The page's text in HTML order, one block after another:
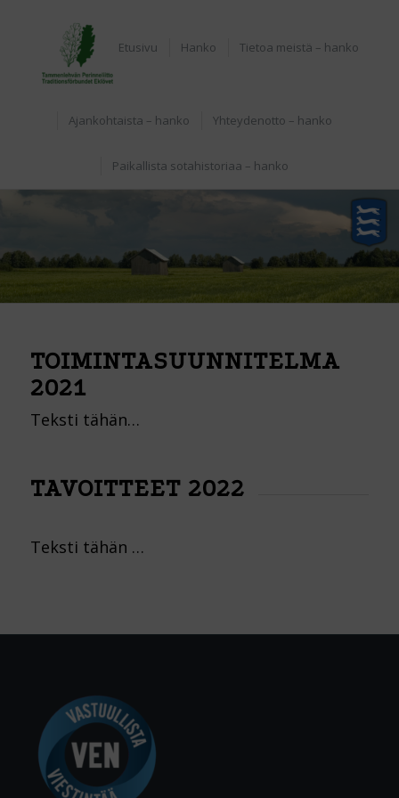
Etusivu Hanko Tietoa meistä – hanko
Ajankohtaista – hanko Yhteydenotto – hanko
Paikallista sotahistoriaa – hanko
TOIMINTASUUNNITELMA
2021
Teksti tähän…
TAVOITTEET 2022
Teksti tähän …